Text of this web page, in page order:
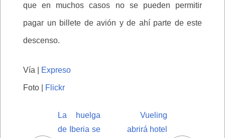
que en muchos casos no se pueden permitir
pagar un billete de avión y de ahí parte de este
descenso.
Vía | Expreso
Foto | Flickr
La huelga
de Iberia se
Vueling
abrirá hotel